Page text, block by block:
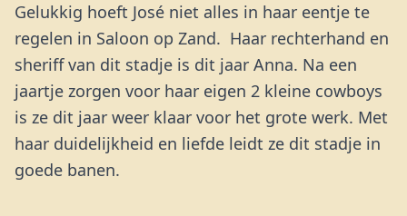
Gelukkig hoeft José niet alles in haar eentje te
regelen in Saloon op Zand. Haar rechterhand en
sheriff van dit stadje is dit jaar Anna. Na een
jaartje zorgen voor haar eigen 2 kleine cowboys
is ze dit jaar weer klaar voor het grote werk. Met
haar duidelijkheid en liefde leidt ze dit stadje in
goede banen.